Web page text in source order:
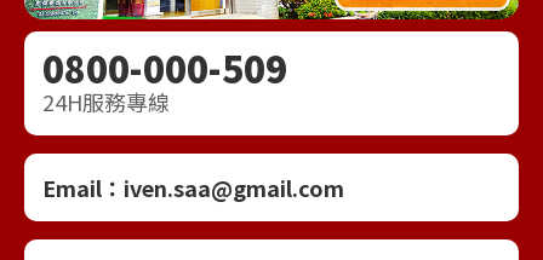
0800-000-509
24H服務專線
Email： iven.saa@gmail.com